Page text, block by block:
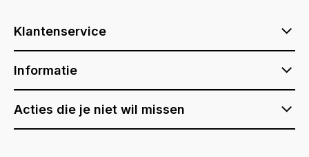
Klantenservice
Informatie
Acties die je niet wil missen